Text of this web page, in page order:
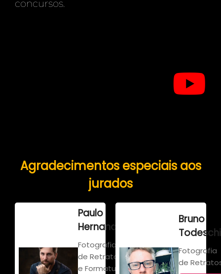
concursos.
Agradecimentos especiais aos
jurados
Paulo
Hernandez
Fotografia
de Retratos
e Formaturas
Bruno
Fotografia
de